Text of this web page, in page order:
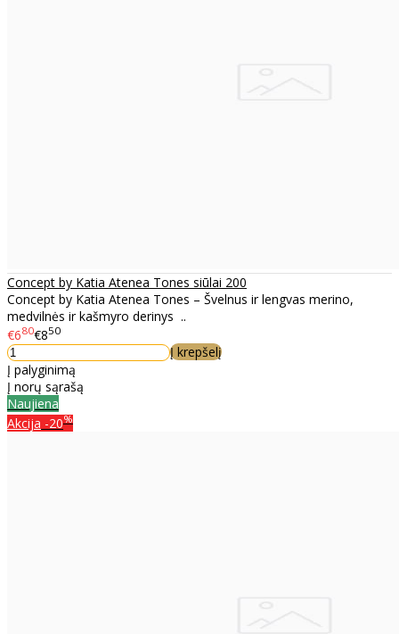
Concept by Katia Atenea Tones siūlai 200
Concept by Katia Atenea Tones – Švelnus ir lengvas merino,
medvilnės ir kašmyro derinys ..
€680€850
Į krepšelį
Į palyginimą
Į norų sąrašą
Naujiena
Akcija -20%